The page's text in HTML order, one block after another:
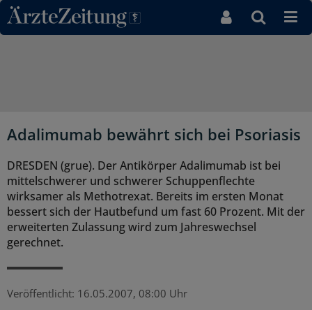
Direkt zum Inhaltsbereich
Adalimumab bewährt sich bei Psoriasis
DRESDEN (grue). Der Antikörper Adalimumab ist bei
mittelschwerer und schwerer Schuppenflechte
wirksamer als Methotrexat. Bereits im ersten Monat
bessert sich der Hautbefund um fast 60 Prozent. Mit der
erweiterten Zulassung wird zum Jahreswechsel
gerechnet.
Veröffentlicht: 16.05.2007, 08:00 Uhr